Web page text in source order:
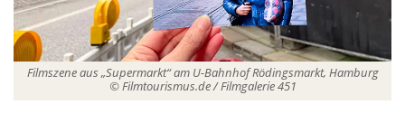
Filmszene aus „Supermarkt“ am U-Bahnhof Rödingsmarkt, Hamburg
© Filmtourismus.de / Filmgalerie 451